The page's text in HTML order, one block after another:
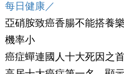
每日健康／
亞硝胺致癌香腸不能搭養
機率小
癌症蟬連國人十大死因之